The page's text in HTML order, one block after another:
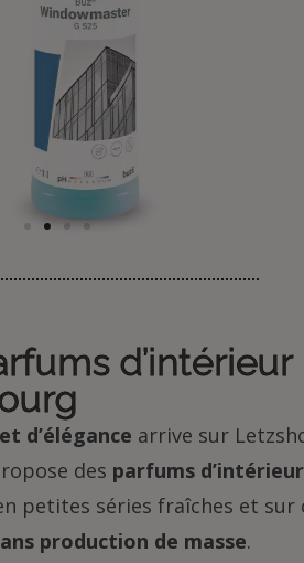
Vers le produit
d’élégance arrive sur
des parfums
petites séries fraîches et sur
production de masse.